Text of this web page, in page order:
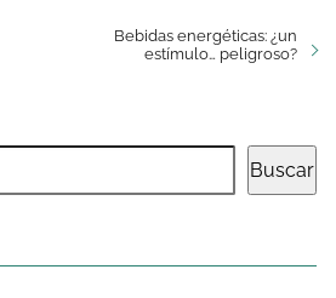
Bebidas energéticas: ¿un
estímulo… peligroso?
Buscar